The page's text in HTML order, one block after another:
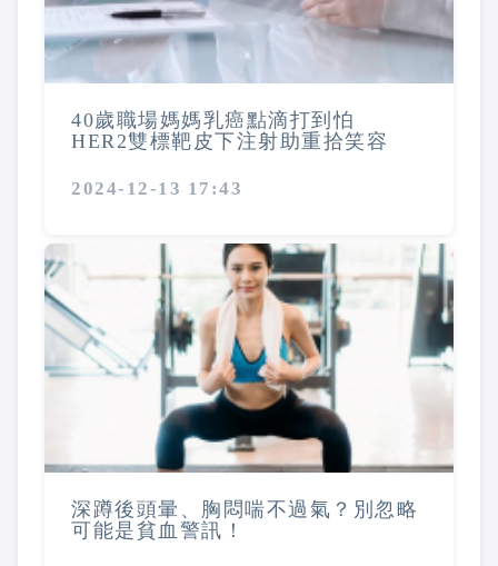
40歲職場媽媽乳癌點滴打到怕
HER2雙標靶皮下注射助重拾笑容
2024-12-13 17:43
深蹲後頭暈、胸悶喘不過氣？別忽略
可能是貧血警訊！